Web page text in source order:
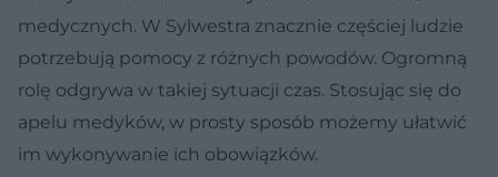
medycznych. W Sylwestra znacznie częściej ludzie
potrzebują pomocy z różnych powodów. Ogromną
rolę odgrywa w takiej sytuacji czas. Stosując się do
apelu medyków, w prosty sposób możemy ułatwić
im wykonywanie ich obowiązków.